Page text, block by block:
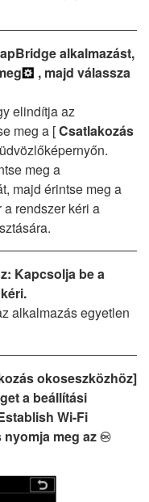
alkalmazást,
, majd válassza
elindítja az
meg a [Csatlakozás
meg a
majd érintse meg a
a rendszer kéri a
Kapcsolja be a
alkalmazás egyetlen
okoseszközhöz]
a beállítási
Wi-Fi
meg az J